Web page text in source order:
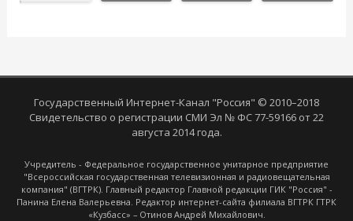
Государственный Интернет-Канал "Россия" © 2010–2018
Свидетельство о регистрации СМИ Эл № ФС 77-59166 от 22
августа 2014 года.
Учредитель - Федеральное государственное унитарное предприятие
"Всероссийская государственная телевизионная и радиовещательная
компания" (ВГТРК). Главный редактор Главной редакции ГИК "Россия" -
Панина Елена Валерьевна. Редактор интернет-сайта филиала ВГТРК ГТРК
«Кузбасс» – Отинов Андрей Михайлович.